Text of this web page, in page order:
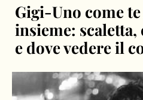
Gigi-Uno come
insieme:
e dove vedere il